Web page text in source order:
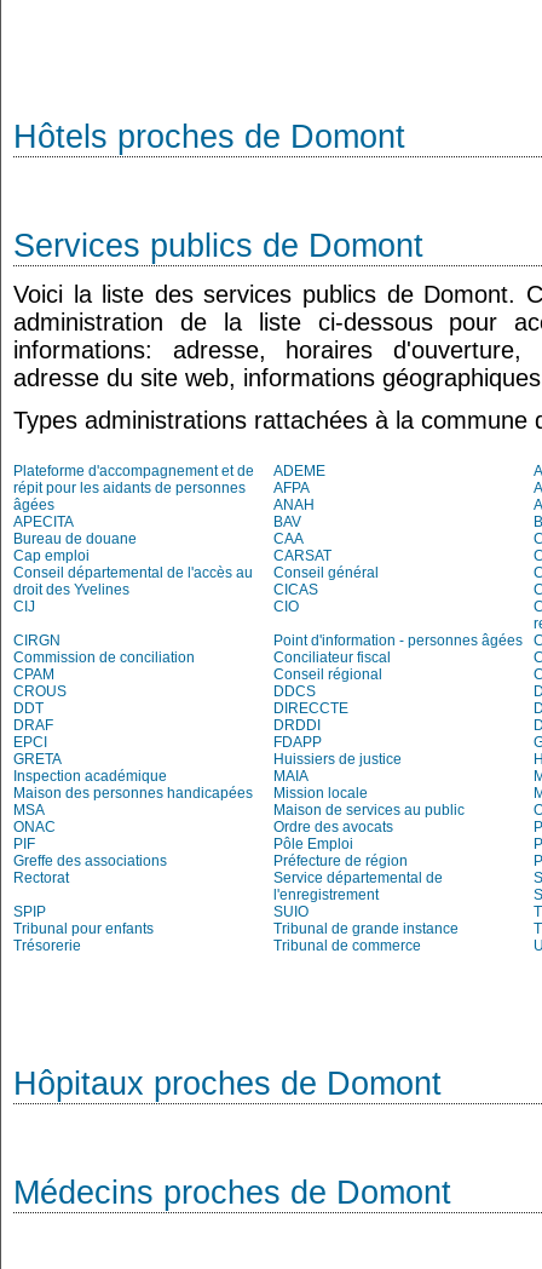
Hôtels proches de Domont
Services publics de Domont
Voici la liste des services publics de Domont.
administration de la liste ci-dessous pour
informations: adresse, horaires
adresse du site web, informations
Types administrations rattachées à la commune
Plateforme d'accompagnement et de
répit pour les aidants de personnes
âgées
ADEME
AFPA
ANAH
APECITA
BAV
Bureau de douane
CAA
Cap emploi
CARSAT
Conseil départemental de l'accès au
droit des Yvelines
Conseil général
CICAS
CIJ
CIO
CIRGN
Point d'information - personnes âgées
Commission de conciliation
Conciliateur fiscal
CPAM
Conseil régional
CROUS
DDCS
DDT
DIRECCTE
DRAF
DRDDI
EPCI
FDAPP
GRETA
Huissiers de justice
Inspection académique
MAIA
Maison des personnes handicapées
Mission locale
MSA
Maison de services au public
ONAC
Ordre des avocats
PIF
Pôle Emploi
Greffe des associations
Préfecture de région
Rectorat
Service départemental de
l'enregistrement
SPIP
SUIO
Tribunal pour enfants
Tribunal de grande instance
Trésorerie
Tribunal de commerce
Hôpitaux proches de Domont
Médecins proches de Domont